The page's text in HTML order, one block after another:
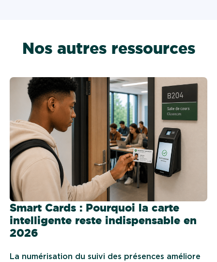
Nos autres ressources
Smart Cards : Pourquoi la carte
intelligente reste indispensable en
2026
La numérisation du suivi des présences améliore